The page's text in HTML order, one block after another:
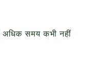
समय कभी नहीं